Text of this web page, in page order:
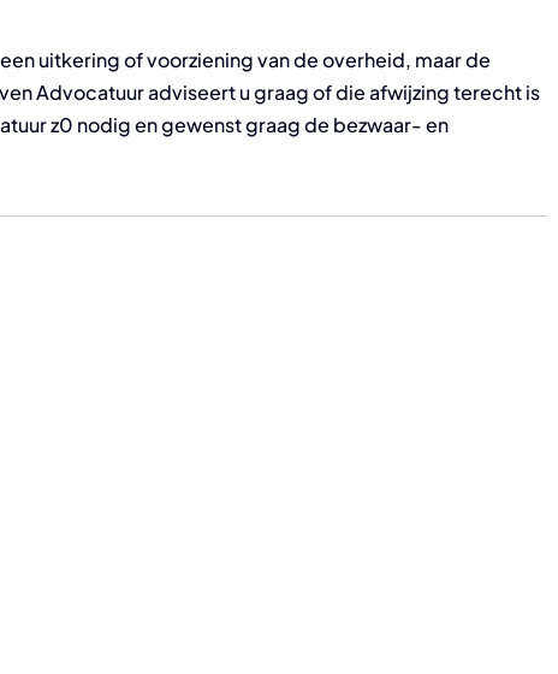
uitkering of voorziening van de overheid, maar de
Advocatuur adviseert u graag of die afwijzing terecht is
z0 nodig en gewenst graag de bezwaar- en